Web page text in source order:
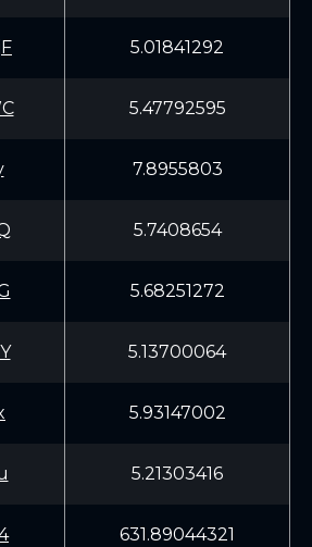
5.01841292
5.47792595
7.8955803
5.7408654
5.68251272
5.13700064
5.93147002
5.21303416
631.89044321